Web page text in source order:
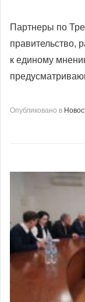
Партнеры по
правительство,
к единому
Опубликовано в